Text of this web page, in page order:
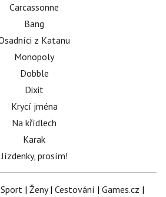
Carcassonne
Bang
z Katanu
Monopoly
Dobble
Dixit
Krycí jména
Na křídlech
Karak
Jízdenky, prosím!
Sport | Ženy| Cestování | Games.cz |